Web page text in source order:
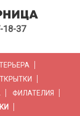
18-37
ФИЛАТЕЛИЯ